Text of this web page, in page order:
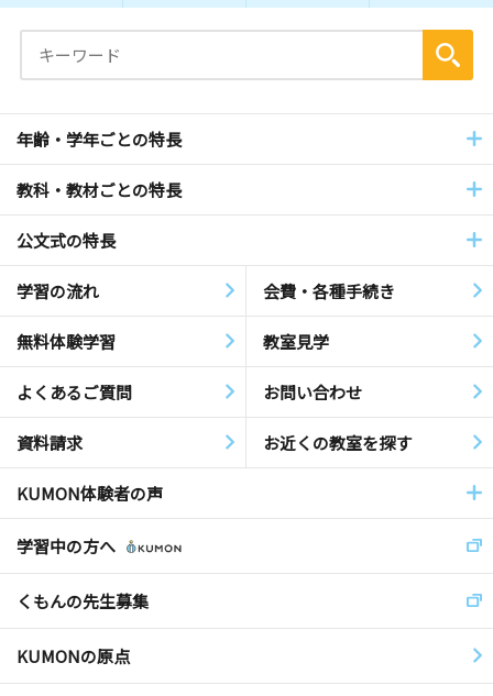
年齢・学年ごとの特長
教科・教材ごとの特長
公文式の特長
学習の流れ 会費・各種手続き
無料体験学習 教室見学
よくあるご質問 お問い合わせ
資料請求 お近くの教室を探す
KUMON体験者の声
学習中の方へ
くもんの先生募集
KUMONの原点